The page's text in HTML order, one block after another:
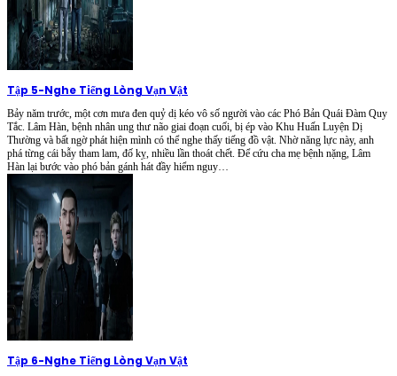
Tập 5-Nghe Tiếng Lòng Vạn Vật
Bảy năm trước, một cơn mưa đen quỷ dị kéo vô số người vào các Phó Bản Quái Đàm Quy
Tắc. Lâm Hàn, bệnh nhân ung thư não giai đoạn cuối, bị ép vào Khu Huấn Luyện Dị
Thường và bất ngờ phát hiện mình có thể nghe thấy tiếng đồ vật. Nhờ năng lực này, anh
phá từng cái bẫy tham lam, đố kỵ, nhiều lần thoát chết. Để cứu cha mẹ bệnh nặng, Lâm
Hàn lại bước vào phó bản gánh hát đầy hiểm nguy…
Tập 6-Nghe Tiếng Lòng Vạn Vật